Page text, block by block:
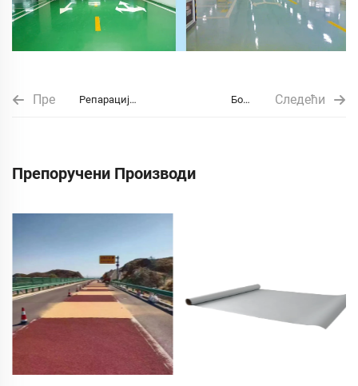
Пре
Репарација
Следећи
Боја
Препоручени Производи